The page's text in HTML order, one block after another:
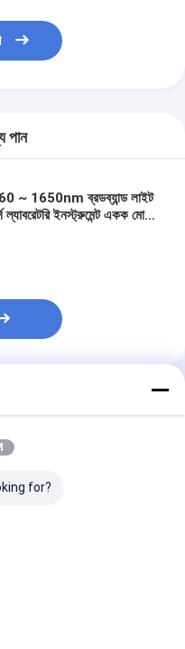
পান
~ 1650nm ব্রডব্যান্ড লাইট
ল্যাবরেটরি ইনস্ট্রুমেন্ট একক মোড
for?